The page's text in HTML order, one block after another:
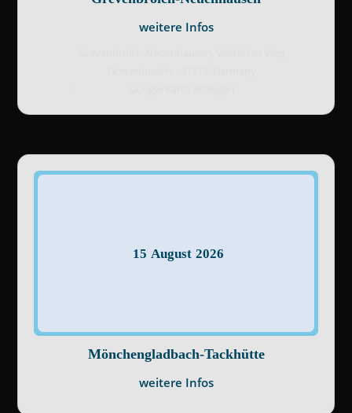
weitere Infos
15 August 2026
Mönchengladbach-Tackhütte
weitere Infos